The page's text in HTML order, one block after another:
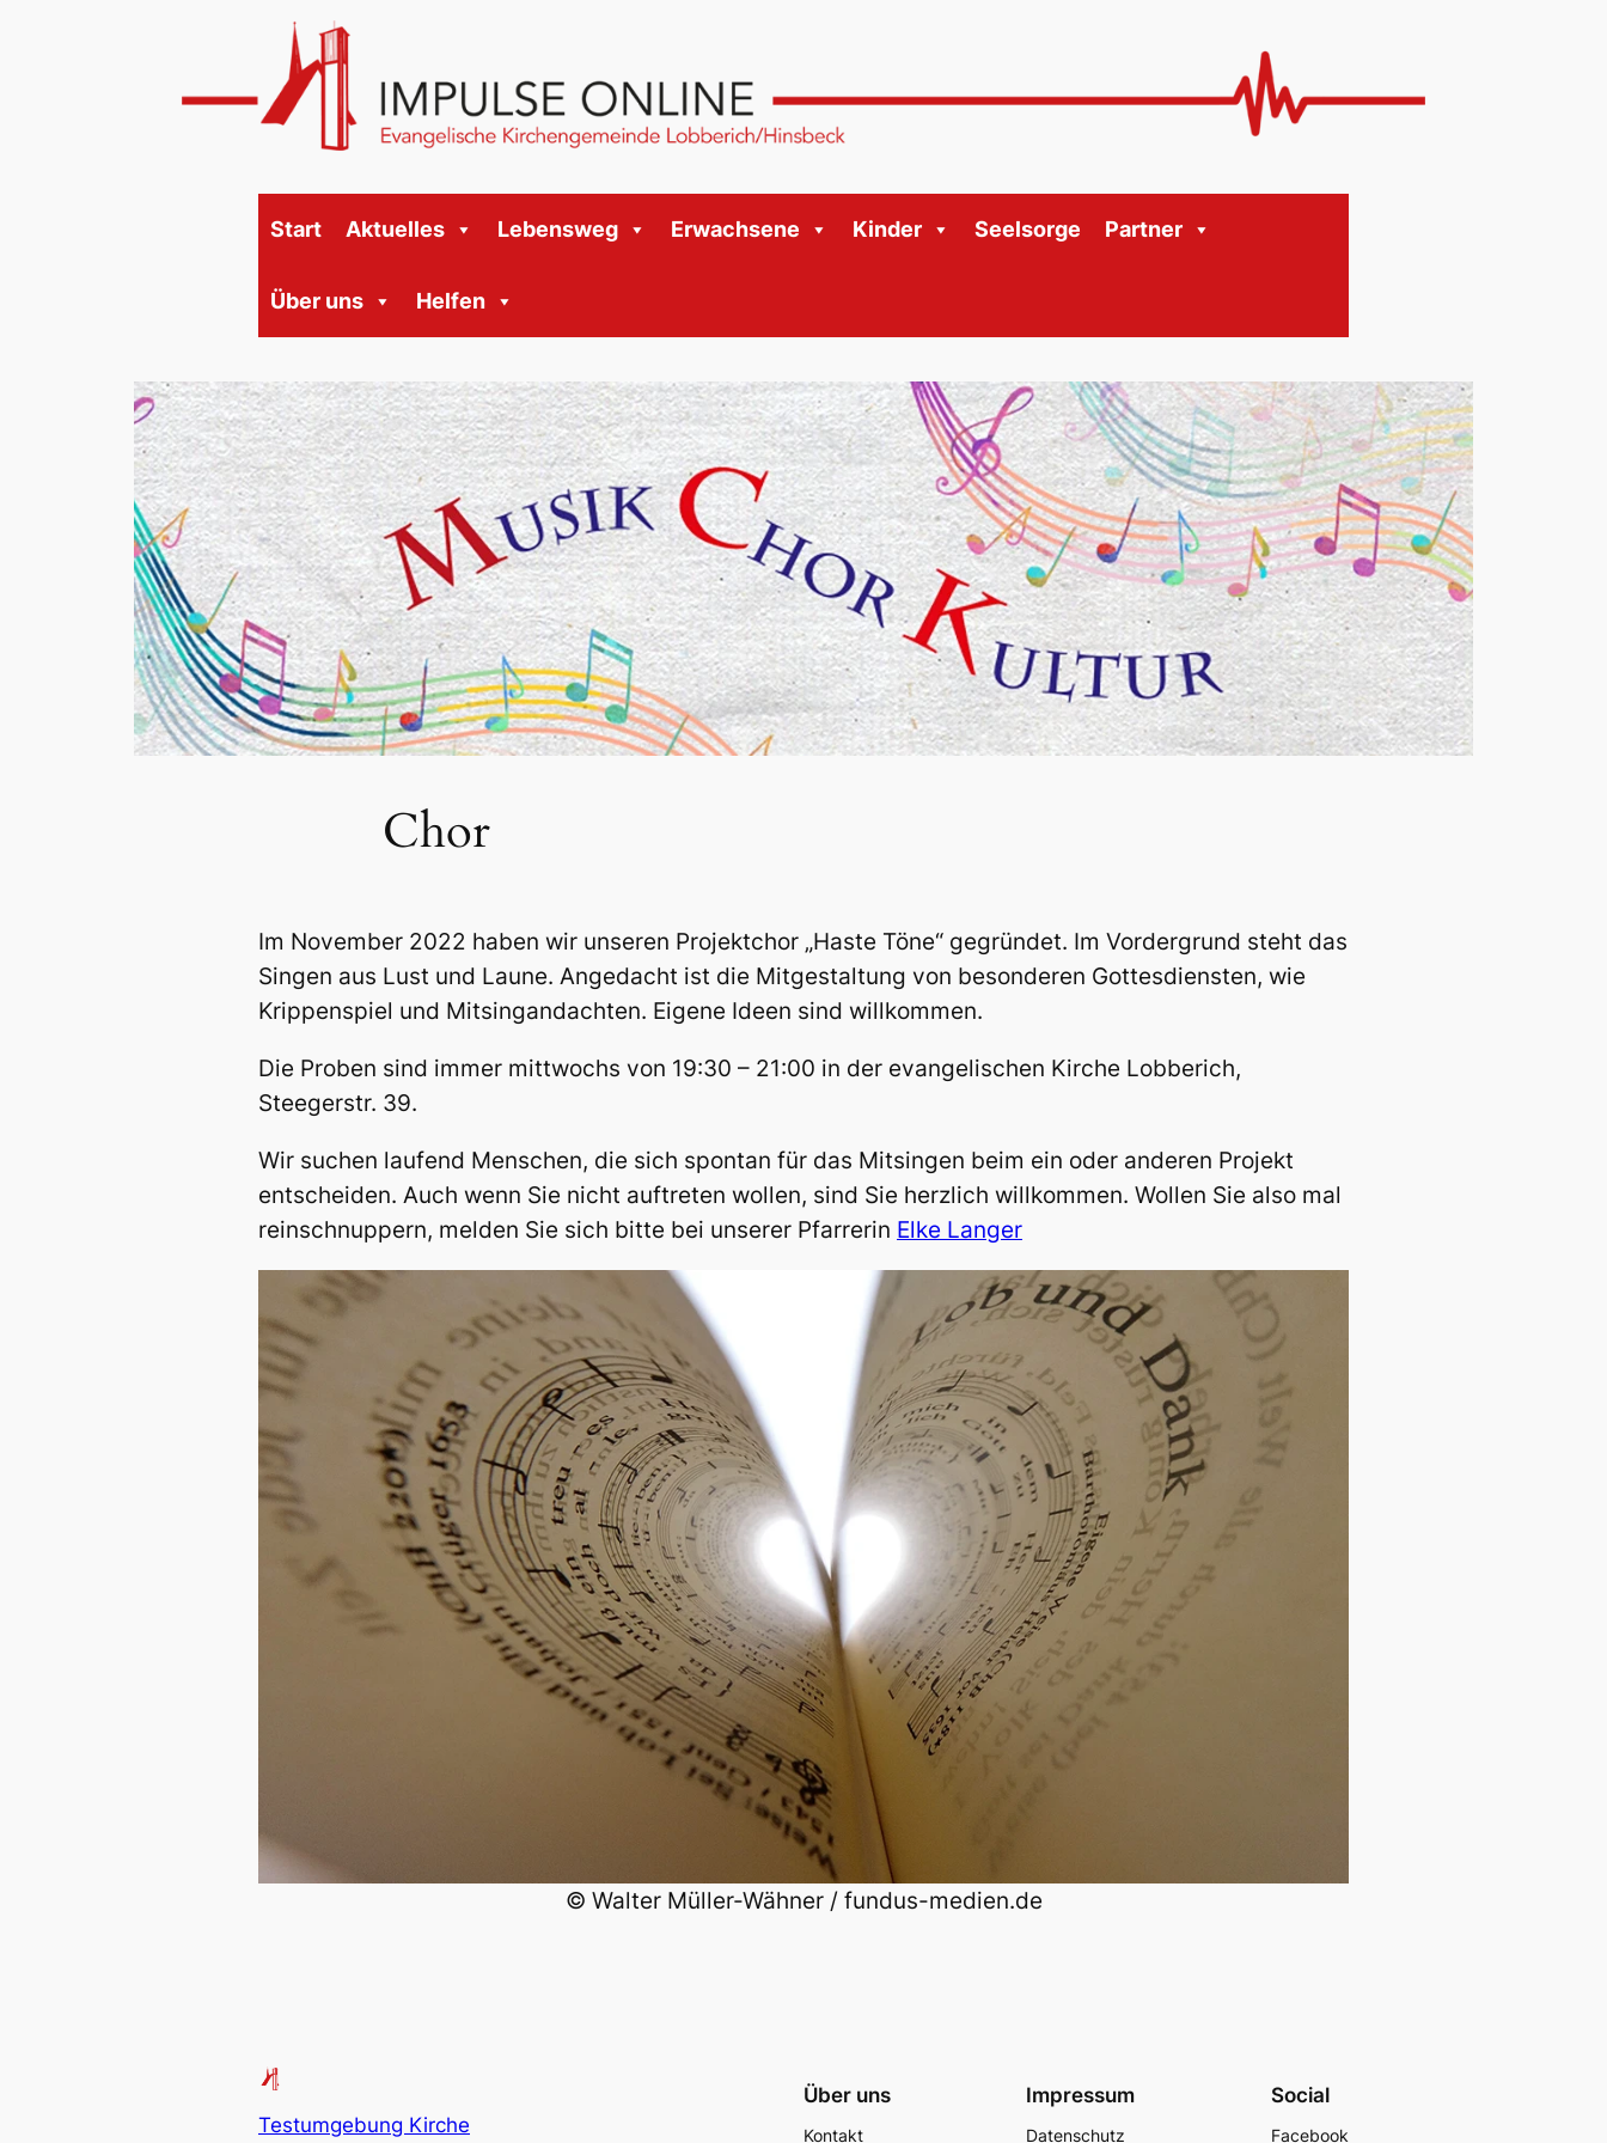
Start Aktuelles Lebensweg Erwachsene Kinder Seelsorge Partner
Über uns Helfen
Chor
Im November 2022 haben wir unseren Projektchor „Haste Töne“ gegründet. Im Vordergrund steht das
Singen aus Lust und Laune. Angedacht ist die Mitgestaltung von besonderen Gottesdiensten, wie
Krippenspiel und Mitsingandachten. Eigene Ideen sind willkommen.
Die Proben sind immer mittwochs von 19:30 – 21:00 in der evangelischen Kirche Lobberich,
Steegerstr. 39.
Wir suchen laufend Menschen, die sich spontan für das Mitsingen beim ein oder anderen Projekt
entscheiden. Auch wenn Sie nicht auftreten wollen, sind Sie herzlich willkommen. Wollen Sie also mal
reinschnuppern, melden Sie sich bitte bei unserer Pfarrerin Elke Langer
© Walter Müller-Wähner / fundus-medien.de
Testumgebung Kirche
Über uns
Kontakt
Impressum
Datenschutz
Social
Facebook